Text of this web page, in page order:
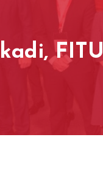
kadi, FI T